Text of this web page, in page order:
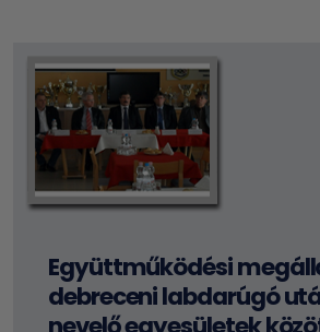
Együttműködési
debreceni labdarúgó